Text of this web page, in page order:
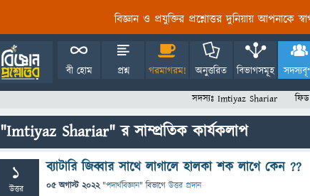
বিজ্ঞান ও প্রযুক্তির প্রশ্নোত্তর দুনিয়ায় আপনাকে
বী হোম প্রশ্ন গরমাগরম! অনুত্তরিত বিভাগসমূহ
সদস্যঃ Imtiyaz Shariar ফিড
"Imtiyaz Shariar" র সাম্প্রতিক কার্যকলাপ
1
উত্তর
ব্যাটারি জিব্বার সাথে লাগালে হালকা শক লাগে কেন ??
05 অগাস্ট 2022 "পদার্থবিজ্ঞান" বিভাগে উত্তর প্রদান